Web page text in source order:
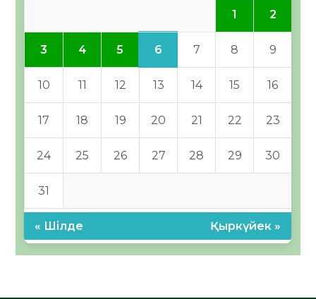
1 2
3 4 5 6 7 8 9
10 11 12 13 14 15 16
17 18 19 20 21 22 23
24 25 26 27 28 29 30
31
« Шілде Қыркүйек »